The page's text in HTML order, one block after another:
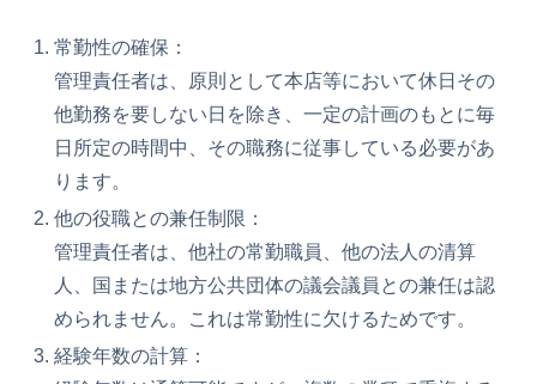
常勤性の確保：
管理責任者は、原則として本店等において休日その
他勤務を要しない日を除き、一定の計画のもとに毎
日所定の時間中、その職務に従事している必要があ
ります。
他の役職との兼任制限：
管理責任者は、他社の常勤職員、他の法人の清算
人、国または地方公共団体の議会議員との兼任は認
められません。これは常勤性に欠けるためです。
経験年数の計算：